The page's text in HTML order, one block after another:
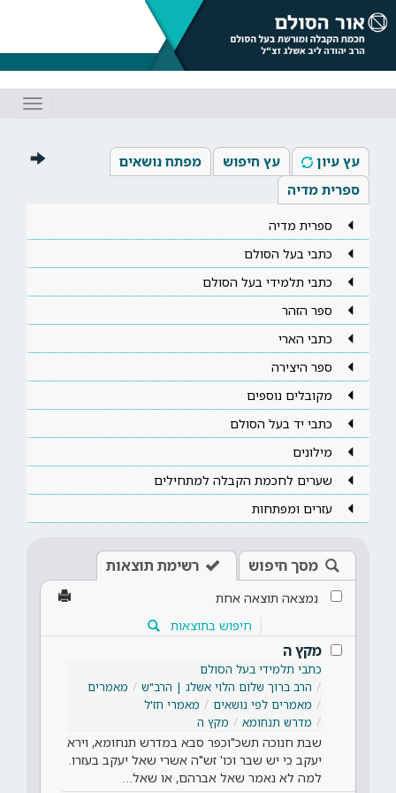
עץ עיון עץ חיפוש
מפתח נושאים
ספרית מדיה
ספרית מדיה
כתבי בעל הסולם
כתבי תלמידי בעל הסולם
ספר הזהר
כתבי הארי
ספר היצירה
מקובלים נוספים
כתבי יד בעל הסולם
מילונים
שערים לחכמת הקבלה למתחילים
עזרים ומפתחות
מסך חיפוש רשימת תוצאות
נמצאה תוצאה אחת
חיפוש בתוצאות
מקץ ה
כתבי תלמידי בעל הסולם
הרב ברוך שלום הלוי אשלג | הרב"ש
מאמרים
מאמרים לפי נושאים
מאמרי חז'ל
מדרש תנחומא
מקץ ה
שבת חנוכה תשכ"וכפר סבא במדרש תנחומא, וירא
יעקב כי יש שבר וכו' זש"ה אשרי שאל יעקב בעזרו.
למה לא נאמר שאל אברהם, או שאל…